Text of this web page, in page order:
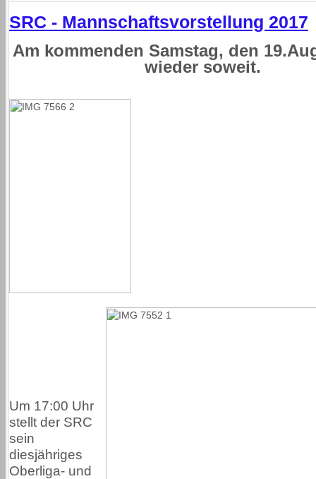
SRC - Mannschaftsvorstellung 2017
Am kommenden Samstag, den
wieder soweit.
Um 17:00 Uhr
stellt der SRC
sein
diesjähriges
Oberliga- und